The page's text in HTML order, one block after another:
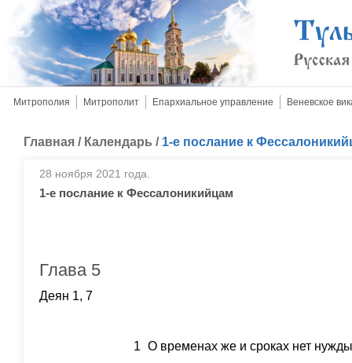
Митрополия Митрополит Епархиальное управление Веневское
Главная / Календарь / 1-е послание к
28 ноября 2021 года.
1-е послание к Фессалоникийцам
Глава 5
Деян 1, 7
1 О временах же и сроках нет